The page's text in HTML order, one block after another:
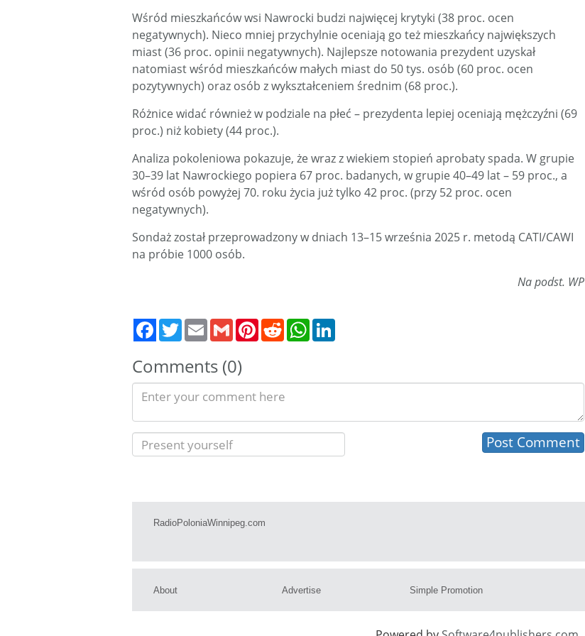
Wśród mieszkańców wsi Nawrocki budzi najwięcej krytyki (38 proc. ocen
negatywnych). Nieco mniej przychylnie oceniają go też mieszkańcy największych
miast (36 proc. opinii negatywnych). Najlepsze notowania prezydent uzyskał
natomiast wśród mieszkańców małych miast do 50 tys. osób (60 proc. ocen
pozytywnych) oraz osób z wykształceniem średnim (68 proc.).
Różnice widać również w podziale na płeć – prezydenta lepiej oceniają mężczyźni (69
proc.) niż kobiety (44 proc.).
Analiza pokoleniowa pokazuje, że wraz z wiekiem stopień aprobaty spada. W grupie
30–39 lat Nawrockiego popiera 67 proc. badanych, w grupie 40–49 lat – 59 proc., a
wśród osób powyżej 70. roku życia już tylko 42 proc. (przy 52 proc. ocen
negatywnych).
Sondaż został przeprowadzony w dniach 13–15 września 2025 r. metodą CATI/CAWI
na próbie 1000 osób.
Na podst. WP
TwitterEmail Gmail PinterestRedditWhatsApp
Comments (0)
RadioPoloniaWinnipeg.com
About Advertise Simple Promotion